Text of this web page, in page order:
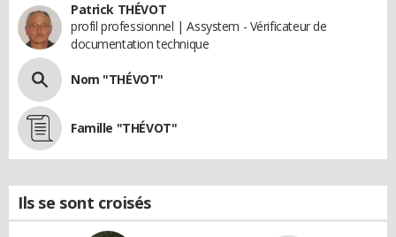
Patrick THÉVOT
profil professionnel | Assystem - Vérificateur de
documentation technique
Nom "THÉVOT"
Famille "THÉVOT"
Ils se sont croisés